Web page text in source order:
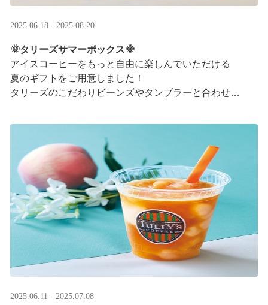
2025.06.18 - 2025.08.20
🌞タリーズサマーボックス🌞
アイスコーヒーをもっと自由に楽しんでいただける
夏のギフトをご用意しました！
タリーズのこだわりビーンズやタンブラーと合わせ、
2025.06.11 - 2025.07.08